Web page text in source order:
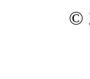
©